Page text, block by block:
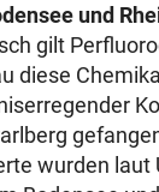
und
gilt
diese
wurden